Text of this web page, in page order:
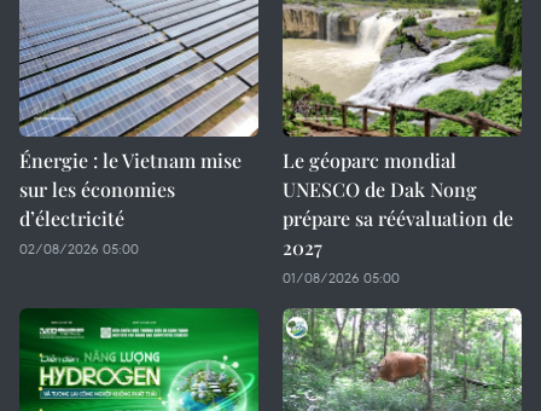
Énergie : le Vietnam mise
sur les économies
d’électricité
02/08/2026 05:00
Le géoparc mondial
UNESCO de Dak Nong
prépare sa réévaluation de
2027
01/08/2026 05:00